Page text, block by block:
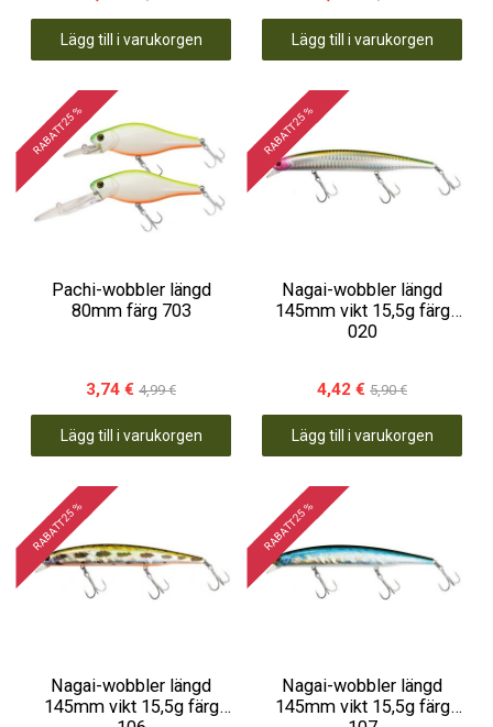
Lägg till i varukorgen Lägg till i varukorgen
RABATT 25 %
Pachi-wobbler längd
80mm färg 703
3,74 € 4,99 €
Lägg till i varukorgen
RABATT 25 %
Nagai-wobbler längd
145mm vikt 15,5g färg
020
4,42 € 5,90 €
Lägg till i varukorgen
RABATT 25 %
Nagai-wobbler längd
145mm vikt 15,5g färg
RABATT 25 %
Nagai-wobbler längd
145mm vikt 15,5g färg